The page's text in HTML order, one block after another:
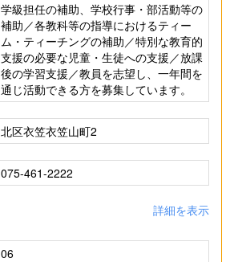
学級担任の補助、学校行事・部活動等の
補助／各教科等の指導におけるティー
ム・ティーチングの補助／特別な教育的
支援の必要な児童・生徒への支援／放課
後の学習支援／教員を志望し、一年間を
通じ活動できる方を募集しています。
北区衣笠衣笠山町2
075-461-2222
詳細を表示
06